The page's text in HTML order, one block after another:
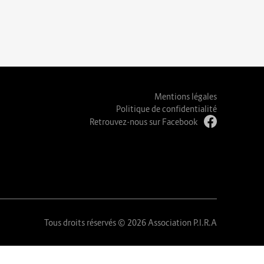
Mentions légales
Politique de confidentialité
Retrouvez-nous sur Facebook
Tous droits réservés © 2026 Association P.I.R.A